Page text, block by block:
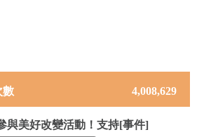
4,008,629
與美好改變活動！支持[事件]